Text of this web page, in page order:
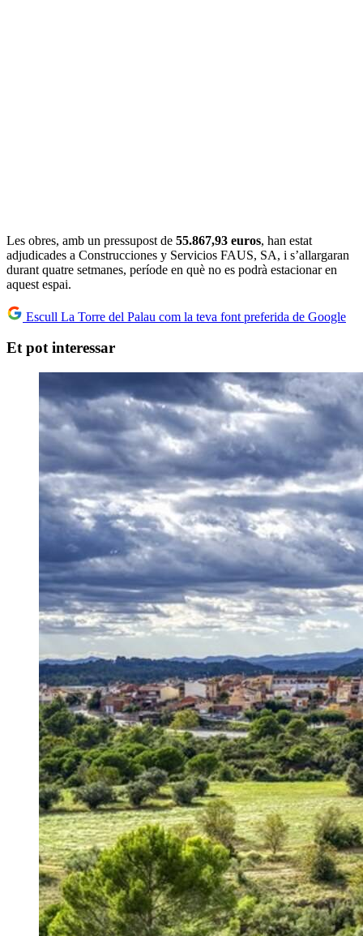
Les obres, amb un pressupost de 55.867,93 euros, han estat
adjudicades a Construcciones y Servicios FAUS, SA, i s’allargaran
durant quatre setmanes, període en què no es podrà estacionar en
aquest espai.
Escull La Torre del Palau com la teva font preferida de Google
Et pot interessar